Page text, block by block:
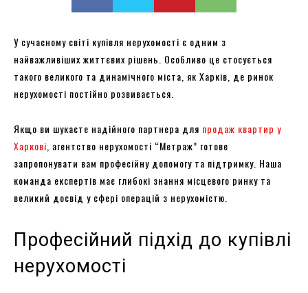
У сучасному світі купівля нерухомості є одним з
найважливіших життєвих рішень. Особливо це стосується
такого великого та динамічного міста, як Харків, де ринок
нерухомості постійно розвивається.
Якщо ви шукаєте надійного партнера для продаж квартир у
Харкові , агентство нерухомості “Метраж” готове
запропонувати вам професійну допомогу та підтримку. Наша
команда експертів має глибокі знання місцевого ринку та
великий досвід у сфері операцій з нерухомістю.
Професійний підхід до купівлі
нерухомості